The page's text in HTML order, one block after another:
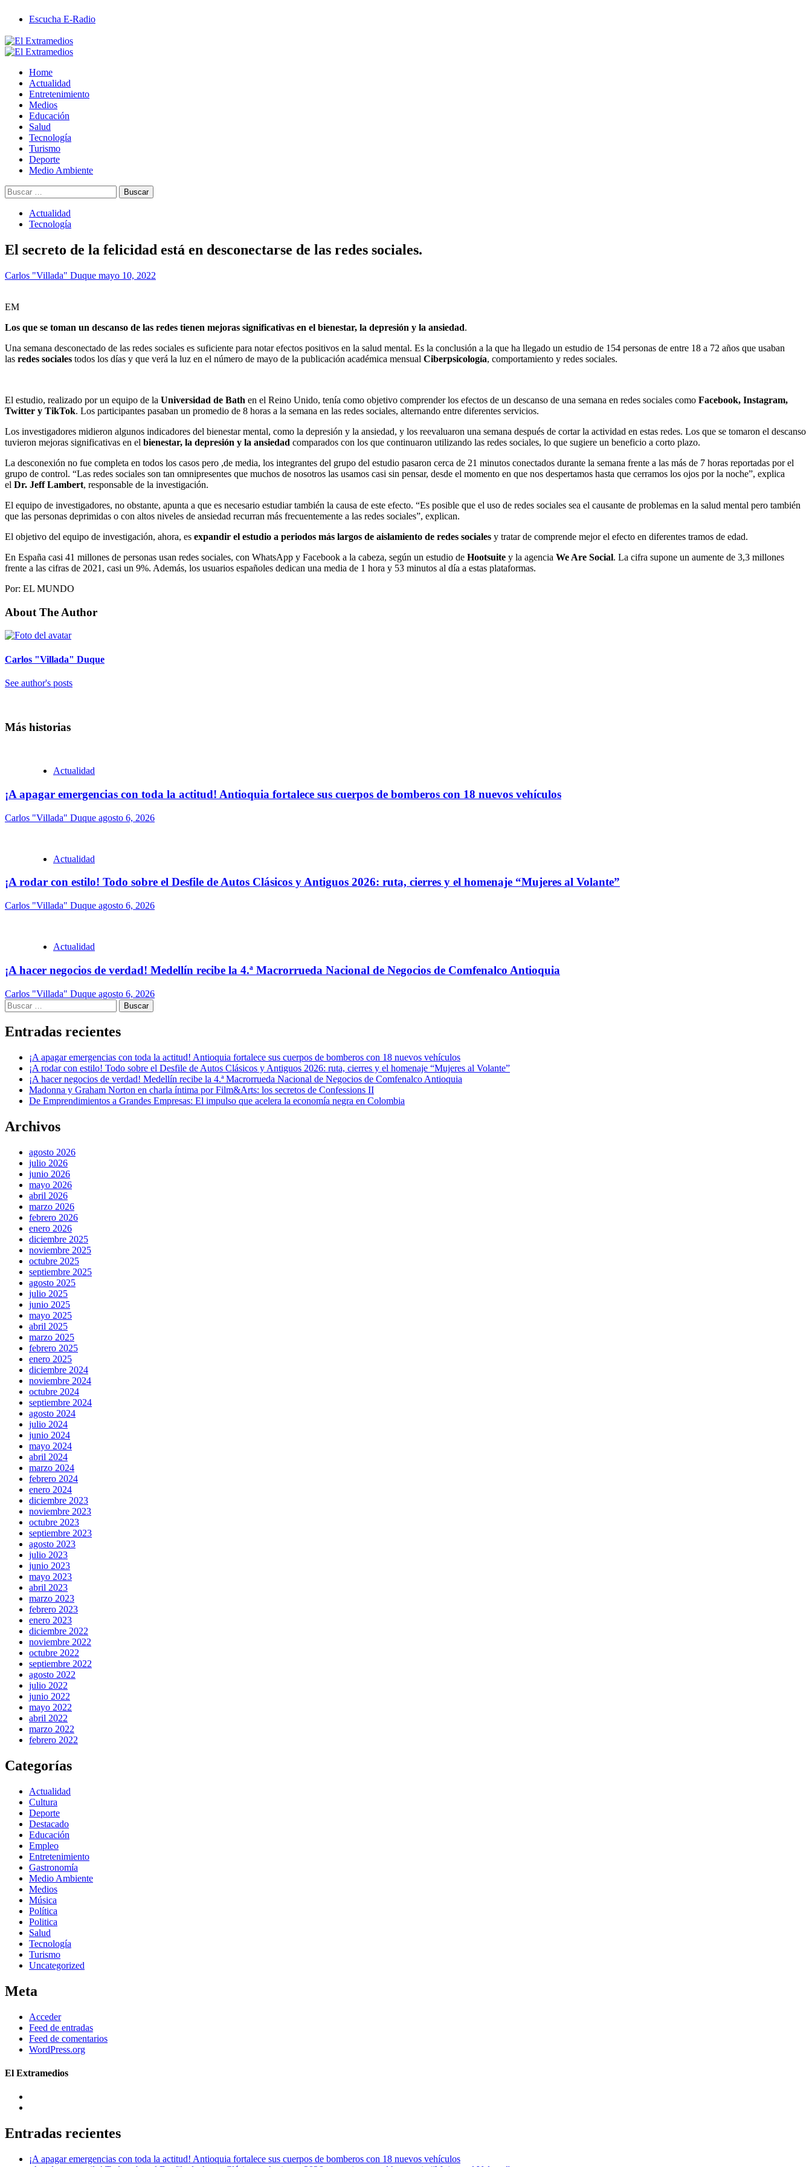
contenido
Escucha E-Radio
Primary
Home
Actualidad
Entretenimiento
Medios
Educación
Salud
Tecnología
Turismo
Deporte
Medio Ambiente
Buscar:
Actualidad
Tecnología
El secreto de la felicidad está en desconectarse de las redes sociales.
Carlos "Villada" Duque mayo 10, 2022
EM
Los que se toman un descanso de las redes tienen mejoras significativas en el bienestar, la depresión y la ansiedad.
Una semana desconectado de las redes sociales es suficiente para notar efectos positivos en la salud mental. Es la conclusión a la que ha llegado un estudio de 154 personas de entre 18 a 72 años que usaban
las redes sociales todos los días y que verá la luz en el número de mayo de la publicación académica mensual Ciberpsicología, comportamiento y redes sociales.
El estudio, realizado por un equipo de la Universidad de Bath en el Reino Unido, tenía como objetivo comprender los efectos de un descanso de una semana en redes sociales como Facebook, Instagram,
Twitter y TikTok. Los participantes pasaban un promedio de 8 horas a la semana en las redes sociales, alternando entre diferentes servicios.
Los investigadores midieron algunos indicadores del bienestar mental, como la depresión y la ansiedad, y los reevaluaron una semana después de cortar la actividad en estas redes. Los que se tomaron el descanso
tuvieron mejoras significativas en el bienestar, la depresión y la ansiedad comparados con los que continuaron utilizando las redes sociales, lo que sugiere un beneficio a corto plazo.
La desconexión no fue completa en todos los casos pero ,de media, los integrantes del grupo del estudio pasaron cerca de 21 minutos conectados durante la semana frente a las más de 7 horas reportadas por el
grupo de control. “Las redes sociales son tan omnipresentes que muchos de nosotros las usamos casi sin pensar, desde el momento en que nos despertamos hasta que cerramos los ojos por la noche”, explica
el Dr. Jeff Lambert, responsable de la investigación.
El equipo de investigadores, no obstante, apunta a que es necesario estudiar también la causa de este efecto. “Es posible que el uso de redes sociales sea el causante de problemas en la salud mental pero también
que las personas deprimidas o con altos niveles de ansiedad recurran más frecuentemente a las redes sociales”, explican.
El objetivo del equipo de investigación, ahora, es expandir el estudio a periodos más largos de aislamiento de redes sociales y tratar de comprende mejor el efecto en diferentes tramos de edad.
En España casi 41 millones de personas usan redes sociales, con WhatsApp y Facebook a la cabeza, según un estudio de Hootsuite y la agencia We Are Social. La cifra supone un aumente de 3,3 millones
frente a las cifras de 2021, casi un 9%. Además, los usuarios españoles dedican una media de 1 hora y 53 minutos al día a estas plataformas.
Por: EL MUNDO
About The Author
Carlos "Villada" Duque
See author's posts
Más historias
Actualidad
¡A apagar emergencias con toda la actitud! Antioquia fortalece sus cuerpos de bomberos con 18 nuevos vehículos
Carlos "Villada" Duque agosto 6, 2026
Actualidad
¡A rodar con estilo! Todo sobre el Desfile de Autos Clásicos y Antiguos 2026: ruta, cierres y el homenaje “Mujeres al Volante”
Carlos "Villada" Duque agosto 6, 2026
Actualidad
¡A hacer negocios de verdad! Medellín recibe la 4.ª Macrorrueda Nacional de Negocios de Comfenalco Antioquia
Carlos "Villada" Duque agosto 6, 2026
Buscar:
Entradas recientes
¡A apagar emergencias con toda la actitud! Antioquia fortalece sus cuerpos de bomberos con 18 nuevos vehículos
¡A rodar con estilo! Todo sobre el Desfile de Autos Clásicos y Antiguos 2026: ruta, cierres y el homenaje “Mujeres al Volante”
¡A hacer negocios de verdad! Medellín recibe la 4.ª Macrorrueda Nacional de Negocios de Comfenalco Antioquia
Madonna y Graham Norton en charla íntima por Film&Arts: los secretos de Confessions II
De Emprendimientos a Grandes Empresas: El impulso que acelera la economía negra en Colombia
Archivos
agosto 2026
julio 2026
junio 2026
mayo 2026
abril 2026
marzo 2026
febrero 2026
enero 2026
diciembre 2025
noviembre 2025
octubre 2025
septiembre 2025
agosto 2025
julio 2025
junio 2025
mayo 2025
abril 2025
marzo 2025
febrero 2025
enero 2025
diciembre 2024
noviembre 2024
octubre 2024
septiembre 2024
agosto 2024
julio 2024
junio 2024
mayo 2024
abril 2024
marzo 2024
febrero 2024
enero 2024
diciembre 2023
noviembre 2023
octubre 2023
septiembre 2023
agosto 2023
julio 2023
junio 2023
mayo 2023
abril 2023
marzo 2023
febrero 2023
enero 2023
diciembre 2022
noviembre 2022
octubre 2022
septiembre 2022
agosto 2022
julio 2022
junio 2022
mayo 2022
abril 2022
marzo 2022
febrero 2022
Categorías
Actualidad
Cultura
Deporte
Destacado
Educación
Empleo
Entretenimiento
Gastronomía
Medio Ambiente
Medios
Música
Política
Politica
Salud
Tecnología
Turismo
Uncategorized
Meta
Acceder
Feed de entradas
Feed de comentarios
WordPress.org
El Extramedios
Entradas recientes
¡A apagar emergencias con toda la actitud! Antioquia fortalece sus cuerpos de bomberos con 18 nuevos vehículos